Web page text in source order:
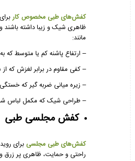
کفش‌های طبی مخصوص کار
ظاهری شیک و زیبا داشته
مانند:
– ارتفاع پاشنه کم یا متوسط که
– کفی مقاوم در برابر لغزش که
– زیره میانی ضربه گیر که
– طراحی شیک که مکمل لباس
کفش مجلسی طبی
کفش‌های طبی مجلسی برای
راحتی و حمایت، ظاهری پر زرق